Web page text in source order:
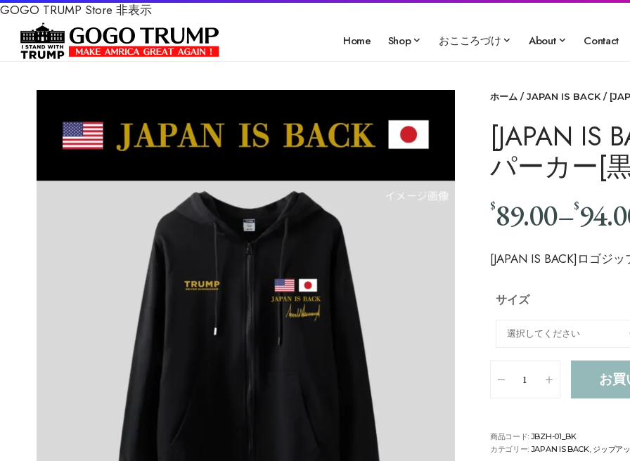
GOGO TRUMP Store 非表示
Home Shop おこころづけ About Contact
ホーム /JAPAN IS BACK/
[JAPAN IS
パーカー[
$89.00–$
[JAPAN IS BACK]ロゴジ
サイズ
お買
商品コード: JBZH-01_BK
カテゴリー: JAPAN IS BACK, ジップア